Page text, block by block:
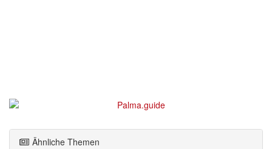
Ähnliche Themen